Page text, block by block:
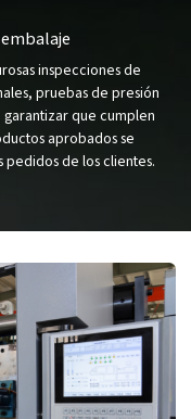
inspecciones de
pruebas de presión
que cumplen
aprobados se
pedidos de los clientes.